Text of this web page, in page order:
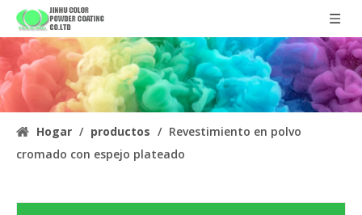
Hogar / productos / Revestimiento en polvo
cromado con espejo plateado